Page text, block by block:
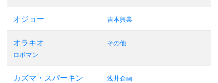
オジョー 吉本興業
オラキオ
ロボマン
その他
カズマ・スパーキン 浅井企画